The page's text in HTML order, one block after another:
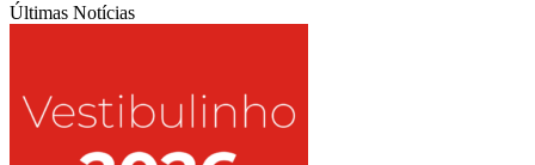
Últimas Notícias